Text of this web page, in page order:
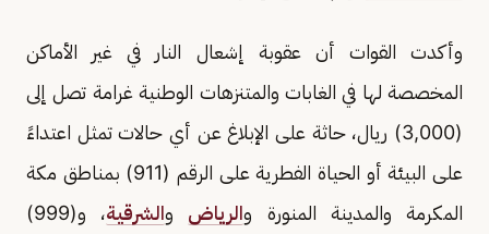
وأكدت القوات أن عقوبة إشعال النار في غير الأماكن
المخصصة لها في الغابات والمتنزهات الوطنية غرامة تصل إلى
(3,000) ريال، حاثة على الإبلاغ عن أي حالات تمثل اعتداءً
على البيئة أو الحياة الفطرية على الرقم (911) بمناطق مكة
المكرمة والمدينة المنورة والرياض والشرقية
، و(999)